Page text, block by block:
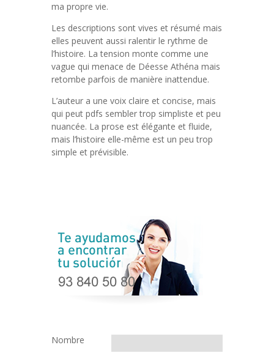
ma propre vie.
Les descriptions sont vives et résumé mais
elles peuvent aussi ralentir le rythme de
l’histoire. La tension monte comme une
vague qui menace de Déesse Athéna mais
retombe parfois de manière inattendue.
L’auteur a une voix claire et concise, mais
qui peut pdfs sembler trop simpliste et peu
nuancée. La prose est élégante et fluide,
mais l’histoire elle-même est un peu trop
simple et prévisible.
Nombre